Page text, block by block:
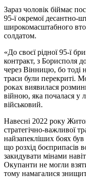
Зараз чоловік біймає
95-ї окремої десантно-
широкомасштабного
солдатом.
«До своєї рідної 95-ї
контракт, з Борисполя
через Вінницю, бо тоді
траси були перекриті.
роках виявилася
війною, яка почалася у
військовий.
Навесні 2022 року
стратегічно-важливої
найзапекліших боях був
що розхід боєприпасів
закидувати мінами
Окупанти не могли
тому намагалися